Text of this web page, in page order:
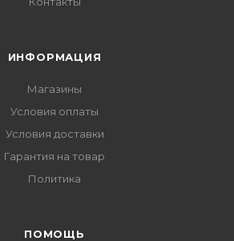
ИНФОРМАЦИЯ
Магазины
Условия оплаты
Условия доставки
Гарантия на товар
Политика
ПОМОЩЬ